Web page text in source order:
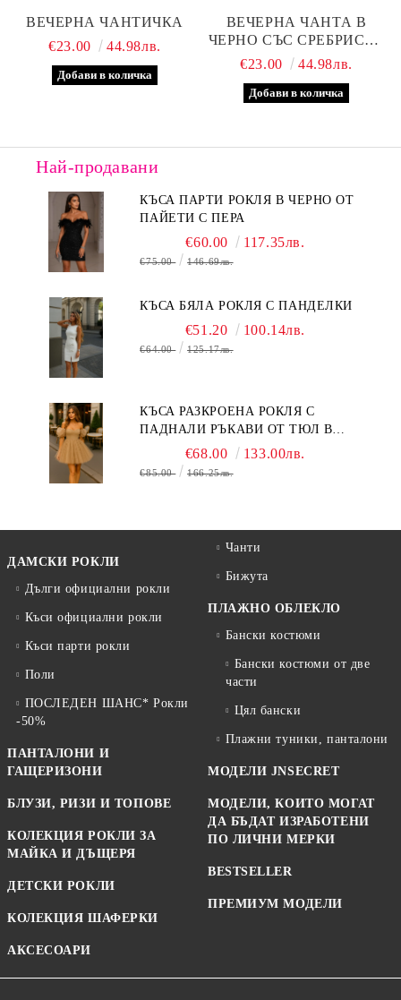
ВЕЧЕРНА ЧАНТИЧКА
€23.00
44.98лв.
ВЕЧЕРНА ЧАНТА В
ЧЕРНО СЪС СРЕБРИСТА
ЛЕНТА
€23.00 44.98лв.
Най-продавани
КЪСА ПАРТИ РОКЛЯ В ЧЕРНО ОТ
ПАЙЕТИ С ПЕРА
€60.00 117.35лв.
€75.00 146.69лв.
КЪСА БЯЛА РОКЛЯ С ПАНДЕЛКИ
€51.20 100.14лв.
€64.00 125.17лв.
КЪСА РАЗКРОЕНА РОКЛЯ С
ПАДНАЛИ РЪКАВИ ОТ ТЮЛ В
БЕЖОВО€68.00 133.00лв.
€85.00 166.25лв.
ДАМСКИ РОКЛИ
Дълги официални рокли
Къси официални рокли
Къси парти рокли
Поли
ПОСЛЕДЕН ШАНС* Рокли
-50%
ПАНТАЛОНИ И
ГАЩЕРИЗОНИ
БЛУЗИ, РИЗИ И ТОПОВЕ
КОЛЕКЦИЯ РОКЛИ ЗА
МАЙКА И ДЪЩЕРЯ
ДЕТСКИ РОКЛИ
КОЛЕКЦИЯ ШАФЕРКИ
АКСЕСОАРИ
Чанти
Бижута
ПЛАЖНО ОБЛЕКЛО
Бански костюми
Бански костюми от две
части
Цял бански
Плажни туники, панталони
МОДЕЛИ JNSECRET
МОДЕЛИ, КОИТО МОГАТ
ДА БЪДАТ ИЗРАБОТЕНИ
ПО ЛИЧНИ МЕРКИ
BESTSELLER
ПРЕМИУМ МОДЕЛИ